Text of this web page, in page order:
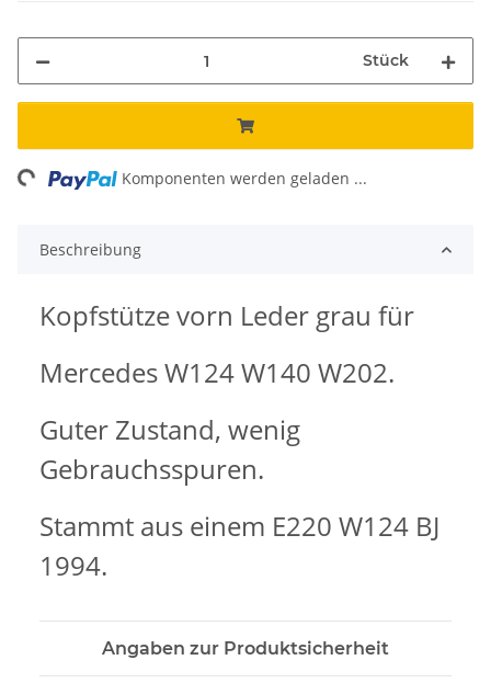
Stück
Komponenten werden geladen ...
Beschreibung
Kopfstütze vorn Leder grau für
Mercedes W124 W140 W202.
Guter Zustand, wenig
Gebrauchsspuren.
Stammt aus einem E220 W124 BJ
1994.
Angaben zur Produktsicherheit